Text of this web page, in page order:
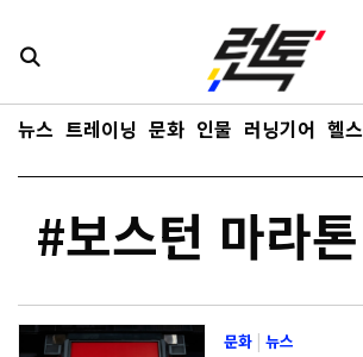
바로가기
뉴스 트레이닝 문화 인물 러닝기어 헬스
#보스턴 마라톤
문화 |뉴스